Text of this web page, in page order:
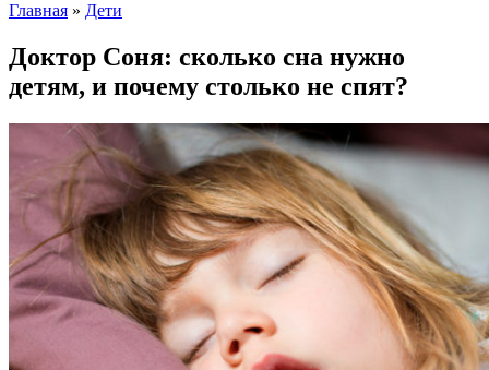
Главная » Дети
Доктор Соня: сколько сна нужно
детям, и почему столько не спят?